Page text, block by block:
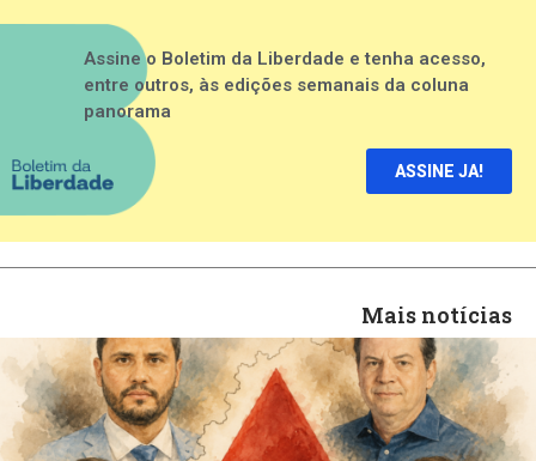
Assine o Boletim da Liberdade e tenha acesso,
entre outros, às edições semanais da coluna
panorama
ASSINE JA!
Mais notícias